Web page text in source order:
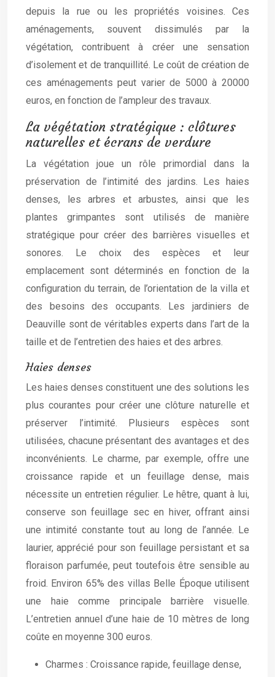
depuis la rue ou les propriétés voisines. Ces
aménagements, souvent dissimulés par la
végétation, contribuent à créer une sensation
d’isolement et de tranquillité. Le coût de création de
ces aménagements peut varier de 5000 à 20000
euros, en fonction de l’ampleur des travaux.
La végétation stratégique : clôtures
naturelles et écrans de verdure
La végétation joue un rôle primordial dans la
préservation de l’intimité des jardins. Les haies
denses, les arbres et arbustes, ainsi que les
plantes grimpantes sont utilisés de manière
stratégique pour créer des barrières visuelles et
sonores. Le choix des espèces et leur
emplacement sont déterminés en fonction de la
configuration du terrain, de l’orientation de la villa et
des besoins des occupants. Les jardiniers de
Deauville sont de véritables experts dans l’art de la
taille et de l’entretien des haies et des arbres.
Haies denses
Les haies denses constituent une des solutions les
plus courantes pour créer une clôture naturelle et
préserver l’intimité. Plusieurs espèces sont
utilisées, chacune présentant des avantages et des
inconvénients. Le charme, par exemple, offre une
croissance rapide et un feuillage dense, mais
nécessite un entretien régulier. Le hêtre, quant à lui,
conserve son feuillage sec en hiver, offrant ainsi
une intimité constante tout au long de l’année. Le
laurier, apprécié pour son feuillage persistant et sa
floraison parfumée, peut toutefois être sensible au
froid. Environ 65% des villas Belle Époque utilisent
une haie comme principale barrière visuelle.
L’entretien annuel d’une haie de 10 mètres de long
coûte en moyenne 300 euros.
Charmes : Croissance rapide, feuillage dense,